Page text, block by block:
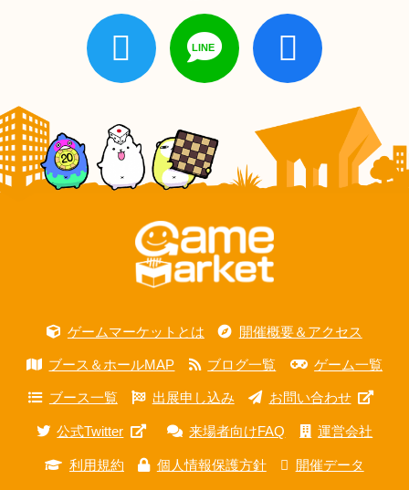
ゲームマーケットとは 開催概要＆アクセス
ブース＆ホールMAP ブログ一覧 ゲーム一覧
ブース一覧 出展申し込み お問い合わせ
公式Twitter 来場者向けFAQ 運営会社
利用規約 個人情報保護方針 開催データ